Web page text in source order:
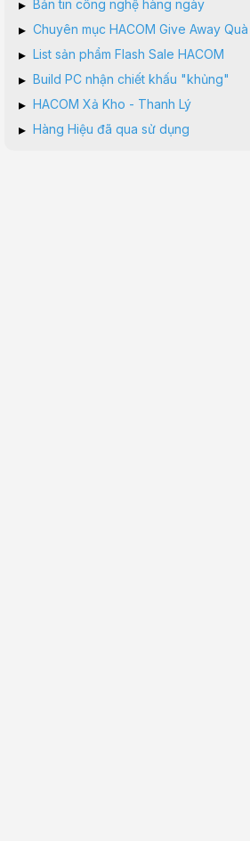
▸ Bản tin công nghệ hàng ngày
▸ Chuyên mục HACOM Give Away
▸ List sản phẩm Flash Sale HACOM
▸ Build PC nhận chiết khấu "khủng"
▸ HACOM Xả Kho - Thanh Lý
▸ Hàng Hiệu đã qua sử dụng